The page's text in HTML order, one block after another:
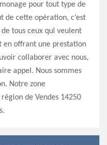
pour tout type de
de cette opération, c’est
tous ceux qui veulent
en offrant une prestation
collaborer avec nous,
appel. Nous sommes
Notre zone
de Vendes 14250